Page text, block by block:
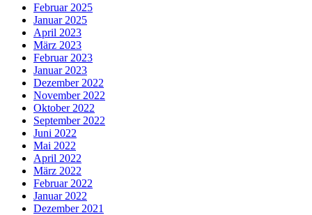
Februar 2025
Januar 2025
April 2023
März 2023
Februar 2023
Januar 2023
Dezember 2022
November 2022
Oktober 2022
September 2022
Juni 2022
Mai 2022
April 2022
März 2022
Februar 2022
Januar 2022
Dezember 2021